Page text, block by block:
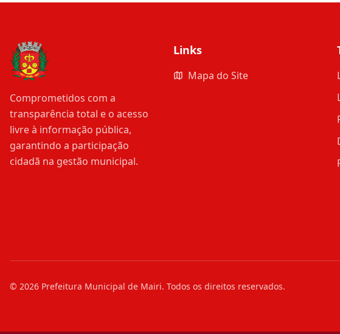
Comprometidos com a
transparência total e o acesso
livre à informação pública,
garantindo a participação
cidadã na gestão municipal.
Links
Mapa do Site
© 2026 Prefeitura Municipal de Mairi. Todos os direitos reservados.